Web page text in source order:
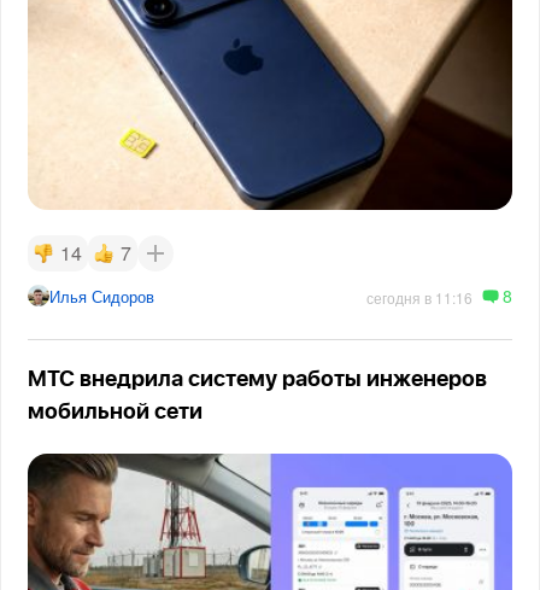
14 7
Илья Сидоров сегодня в 11:16 8
МТС внедрила систему работы инженеров
мобильной сети